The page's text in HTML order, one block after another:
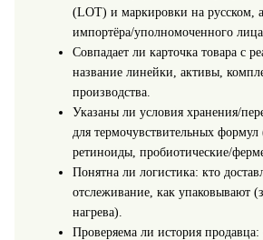
(LOT) и маркировки на русском,
импортёра/уполномоченного лица.
Совпадает ли карточка товара с
название линейки, активы,
производства.
Указаны ли условия хранения/
для термочувствительных формул
ретиноиды, пробиотические/
Понятна ли логистика: кто
отслеживание, как упаковывают
нагрева).
Проверяема ли история